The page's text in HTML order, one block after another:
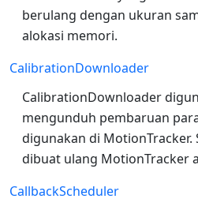
berulang dengan ukuran
alokasi memori.
CalibrationDownloader
CalibrationDownloader
mengunduh pembaruan
digunakan di
dibuat ulang MotionTracker
CallbackScheduler